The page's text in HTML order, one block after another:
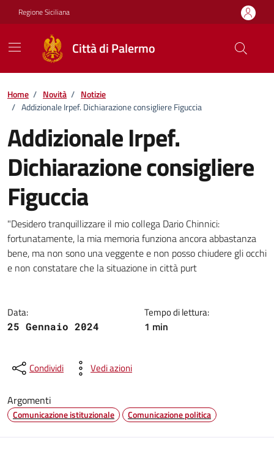
Vai ai contenuti
Vai al footer
Regione Siciliana
Città di Palermo
Home / Novità / Notizie
/ Addizionale Irpef. Dichiarazione consigliere Figuccia
Addizionale Irpef.
Dichiarazione consigliere
Figuccia
Dettagli della notizia
"Desidero tranquillizzare il mio collega Dario Chinnici:
fortunatamente, la mia memoria funziona ancora abbastanza
bene, ma non sono una veggente e non posso chiudere gli occhi
e non constatare che la situazione in città purt
Data:
25 Gennaio 2024
Tempo di lettura:
1 min
Condividi Vedi azioni
Argomenti
Comunicazione istituzionale Comunicazione politica